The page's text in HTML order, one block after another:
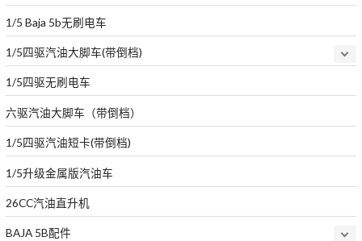
1/5 Baja 5b无刷电车
1/5四驱汽油大脚车(带倒档)
1/5四驱无刷电车
六驱汽油大脚车（带倒档）
1/5四驱汽油短卡(带倒档)
1/5升级金属版汽油车
26CC汽油直升机
BAJA 5B配件